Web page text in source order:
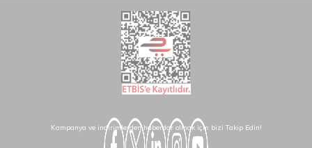
Kampanya ve indirimlerden haberdar olmak için bizi Takip Edin!